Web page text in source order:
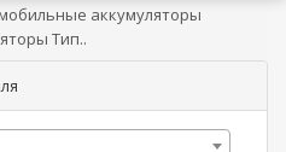
аккумуляторы
Тип..